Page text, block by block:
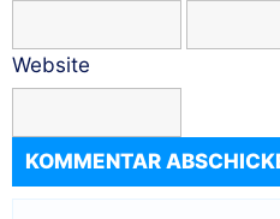
Website